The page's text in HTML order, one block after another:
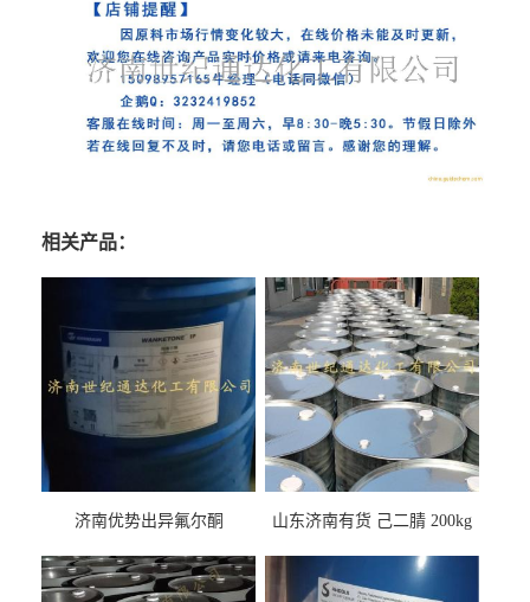
相关产品：
济南优势出异氟尔酮
山东济南有货 己二腈 200kg